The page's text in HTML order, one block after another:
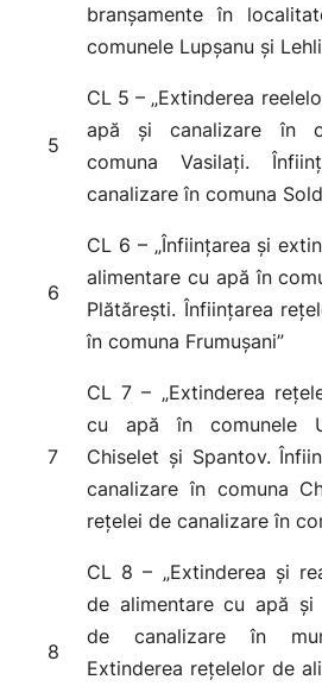
branșamente în
comunele Lupșanu și
5
CL 5 – „Extinderea
apă și canalizare în
comuna Vasilați.
canalizare în comuna
6
CL 6 – „Înființarea și
alimentare cu apă în
Plătărești. Înființarea
în comuna Frumușani”
7
CL 7 – „Extinderea
cu apă în comunele
Chiselet și Spantov.
canalizare în comuna
rețelei de canalizare în
8
CL 8 – „Extinderea și
de alimentare cu apă și
de canalizare în
Extinderea rețelelor de